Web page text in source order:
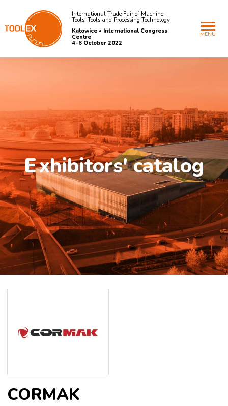
International Trade Fair of Machine
Tools, Tools and Processing Technology
Katowice • International Congress
Centre
4-6 October 2022
MENU
Exhibitors' catalog
CORMAK